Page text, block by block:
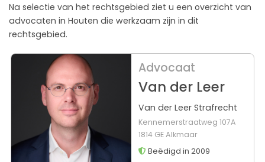
Na selectie van het rechtsgebied ziet u een overzicht van
advocaten in Houten die werkzaam zijn in dit
rechtsgebied.
Advocaat
Van der Leer
Van der Leer Strafrecht
Kennemerstraatweg 107A
1814 GE Alkmaar
Beëdigd in 2009